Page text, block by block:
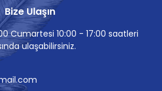
Bize Ulaşın
Cumartesi 10:00 - 17:00 saatleri
ulaşabilirsiniz.